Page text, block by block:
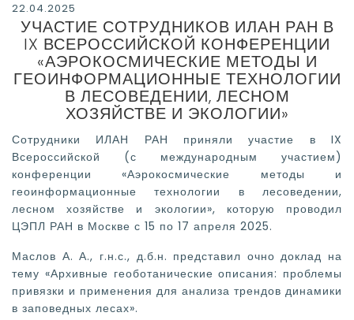
22.04.2025
УЧАСТИЕ СОТРУДНИКОВ ИЛАН РАН В
IX ВСЕРОССИЙСКОЙ КОНФЕРЕНЦИИ
«АЭРОКОСМИЧЕСКИЕ МЕТОДЫ И
ГЕОИНФОРМАЦИОННЫЕ ТЕХНОЛОГИИ
В ЛЕСОВЕДЕНИИ, ЛЕСНОМ
ХОЗЯЙСТВЕ И ЭКОЛОГИИ»
Сотрудники ИЛАН РАН приняли участие в IX
Всероссийской (с международным участием)
конференции «Аэрокосмические методы и
геоинформационные технологии в лесоведении,
лесном хозяйстве и экологии», которую проводил
ЦЭПЛ РАН в Москве с 15 по 17 апреля 2025.
Маслов А. А., г.н.с., д.б.н. представил очно доклад на
тему «Архивные геоботанические описания: проблемы
привязки и применения для анализа трендов динамики
в заповедных лесах».